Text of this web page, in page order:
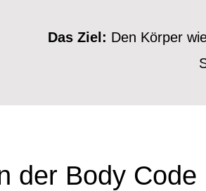
Das Ziel: Den Körper
der Body Code